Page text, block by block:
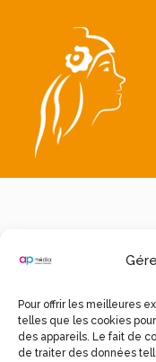
Pour offrir les meilleures
telles que les cookies
des appareils. Le fait de
de traiter des données
Pour le voir,
Mot de passe :